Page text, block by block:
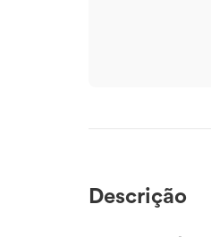
Descrição